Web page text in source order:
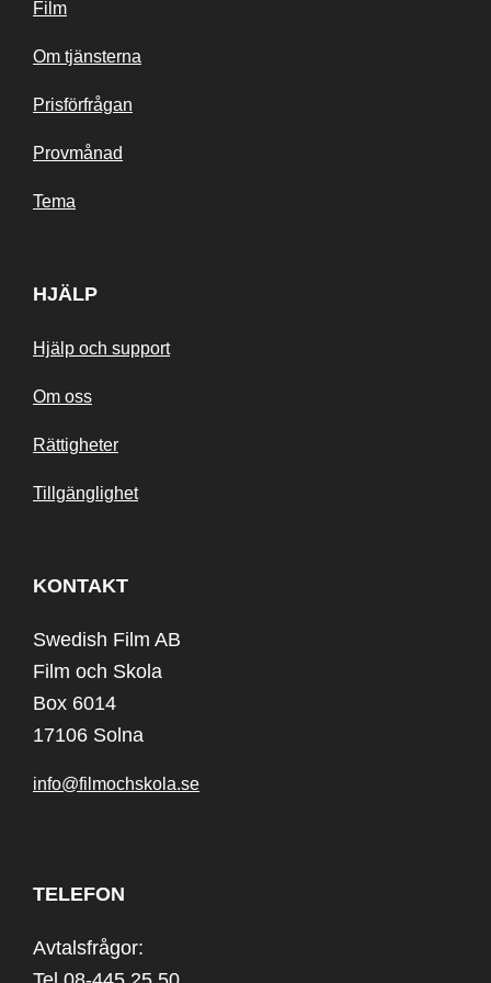
Film
Om tjänsterna
Prisförfrågan
Provmånad
Tema
HJÄLP
Hjälp och support
Om oss
Rättigheter
Tillgänglighet
KONTAKT
Swedish Film AB
Film och Skola
Box 6014
17106 Solna
info@filmochskola.se
TELEFON
Avtalsfrågor: